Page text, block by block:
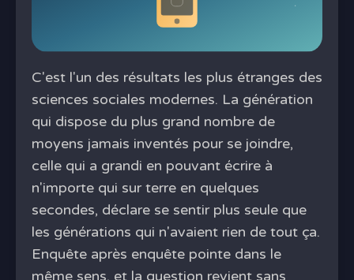
C'est l'un des résultats les plus étranges des
sciences sociales modernes. La génération
qui dispose du plus grand nombre de
moyens jamais inventés pour se joindre,
celle qui a grandi en pouvant écrire à
n'importe qui sur terre en quelques
secondes, déclare se sentir plus seule que
les générations qui n'avaient rien de tout ça.
Enquête après enquête pointe dans le
même sens, et la question revient sans